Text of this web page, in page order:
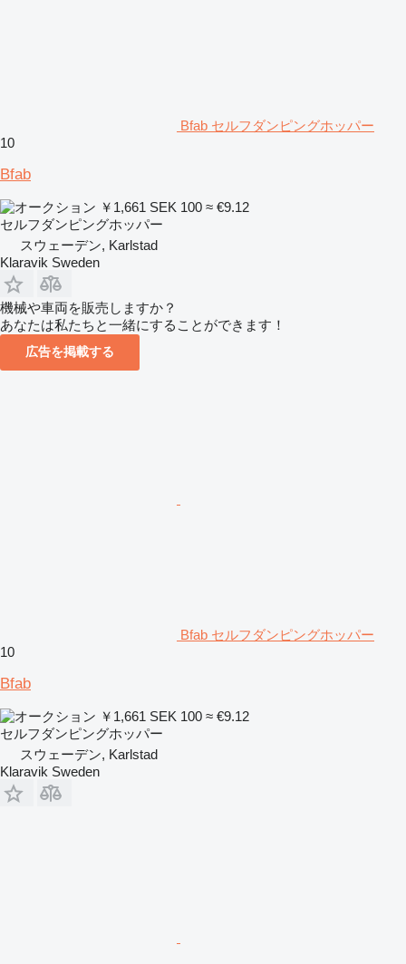
Bfab セルフダンピングホッパー
10
Bfab
￥1,661 SEK 100 ≈ €9.12
セルフダンピングホッパー
スウェーデン, Karlstad
Klaravik Sweden
機械や車両を販売しますか？
あなたは私たちと一緒にすることができます！
広告を掲載する
Bfab セルフダンピングホッパー
10
Bfab
￥1,661 SEK 100 ≈ €9.12
セルフダンピングホッパー
スウェーデン, Karlstad
Klaravik Sweden